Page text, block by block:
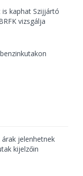
kaphat Szijjártó
vizsgálja
jelenhetnek
kijelzőin